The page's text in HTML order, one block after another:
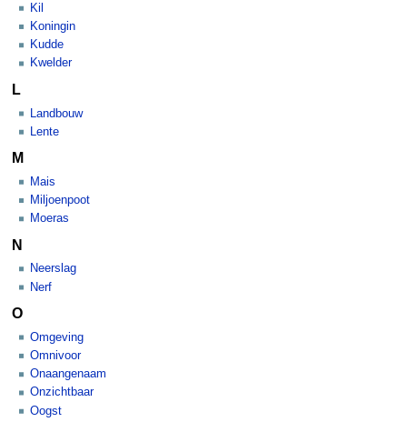
Kil
Koningin
Kudde
Kwelder
L
Landbouw
Lente
M
Mais
Miljoenpoot
Moeras
N
Neerslag
Nerf
O
Omgeving
Omnivoor
Onaangenaam
Onzichtbaar
Oogst